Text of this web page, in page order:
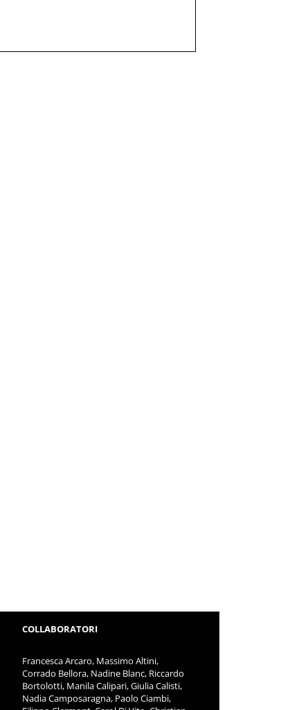
COLLABORATORI
Francesca Arcaro, Massimo Altini,
Corrado Bellora, Nadine Blanc, Riccardo
Bortolotti, Manila Calipari, Giulia Calisti,
Nadia Camposaragna, Paolo Ciambi,